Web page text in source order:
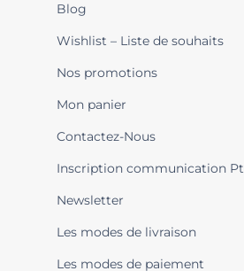
Blog
Wishlist – Liste de souhaits
Nos promotions
Mon panier
Contactez-Nous
Inscription communication
Newsletter
Les modes de livraison
Les modes de paiement